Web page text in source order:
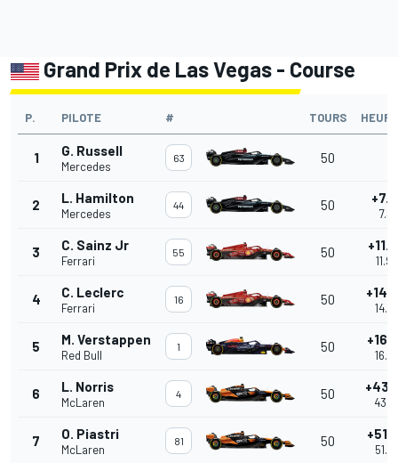
Grand Prix de Las Vegas - Course
P. PILOTE # TOURS HEURE
1 G. Russell
Mercedes
63 50
2 L. Hamilton
Mercedes
44 50
3 C. Sainz Jr
Ferrari
55 50
4 C. Leclerc
Ferrari
16 50
5 M. Verstappen
Red Bull
1 50
6 L. Norris
McLaren
4 50
7 O. Piastri
McLaren
81 50